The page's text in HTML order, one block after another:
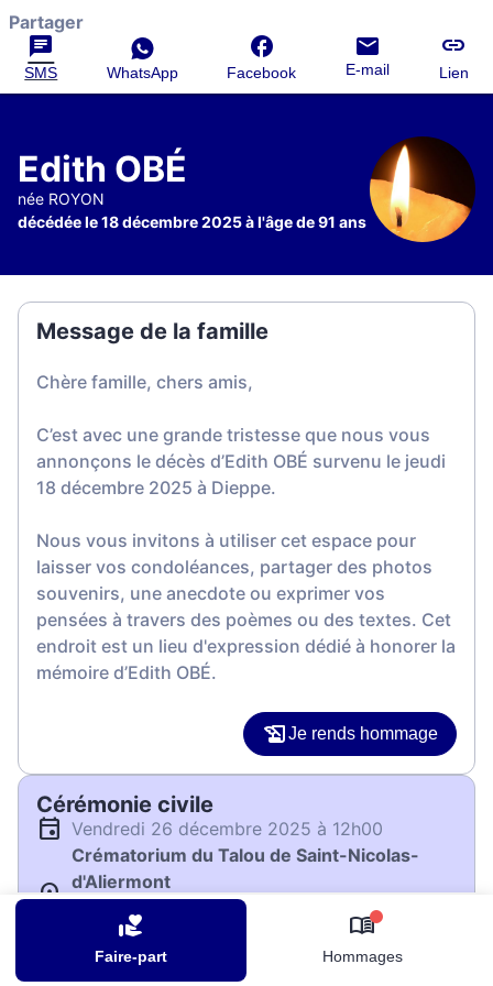
Faire-part Hommages
Partager
SMS WhatsApp Facebook E-mail Lien
Edith OBÉ
née ROYON
décédée le 18 décembre 2025 à l'âge de 91 ans
Message de la famille
Chère famille, chers amis,
C’est avec une grande tristesse que nous vous
annonçons le décès d’Edith OBÉ survenu le jeudi
18 décembre 2025 à Dieppe.
Nous vous invitons à utiliser cet espace pour
laisser vos condoléances, partager des photos
souvenirs, une anecdote ou exprimer vos
pensées à travers des poèmes ou des textes. Cet
endroit est un lieu d'expression dédié à honorer la
mémoire d’Edith OBÉ.
Je rends hommage
Cérémonie civile
vendredi 26 décembre 2025 à 12h00
Crématorium du Talou de Saint-Nicolas-
d'Aliermont
76510 Saint-Nicolas-d'Aliermont